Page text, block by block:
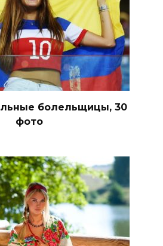
болельщицы, 30
фото